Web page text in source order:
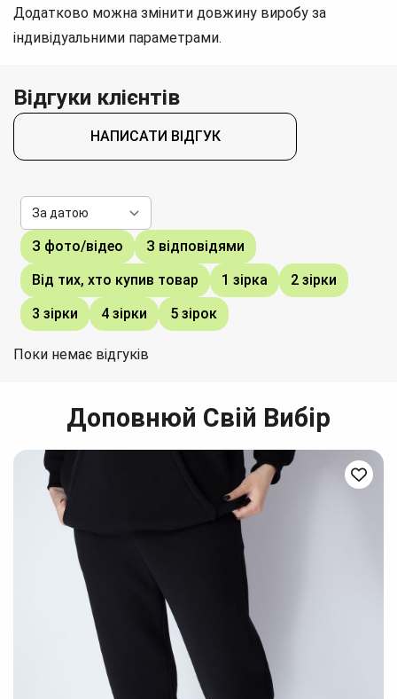
Додатково можна змінити довжину виробу за
індивідуальними параметрами.
Відгуки клієнтів
НАПИСАТИ ВІДГУК
З фото/відео
З відповідями
Від тих, хто купив товар
1 зірка
2 зірки
3 зірки
4 зірки 5 зірок
Поки немає відгуків
Доповнюй Свій Вибір